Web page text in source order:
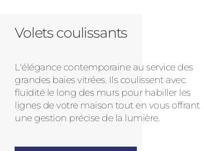
Volets coulissants
L'élégance contemporaine au service des
grandes baies vitrées. Ils coulissent avec
fluidité le long des murs pour habiller les
lignes de votre maison tout en vous offrant
une gestion précise de la lumière.